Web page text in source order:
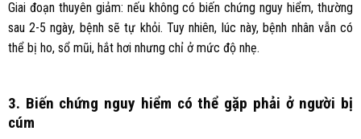
Giai đoạn thuyên giảm: nếu không có biến chứng nguy hiểm, thường
sau 2-5 ngày, bệnh sẽ tự khỏi. Tuy nhiên, lúc này, bệnh nhân vẫn có
thể bị ho, sổ mũi, hắt hơi nhưng chỉ ở mức độ nhẹ.
3. Biến chứng nguy hiểm có thể gặp phải ở người bị
cúm